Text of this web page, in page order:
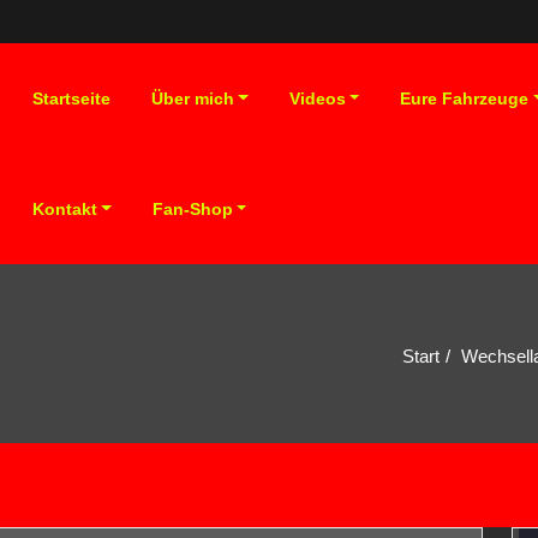
Startseite Über mich Videos Eure Fahrzeuge
Kontakt Fan-Shop
Start